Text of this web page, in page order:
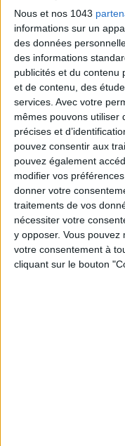
Nous et nos 1043
informations sur un
des données
des informations
publicités et du contenu
et de contenu, des
services. Avec votre
mêmes pouvons utiliser
précises et
pouvez consentir aux
pouvez également
modifier vos
donner votre
traitements de vos
nécessiter votre
y opposer. Vous
votre consentement à
cliquant sur le bouton
TOUT CE QUE